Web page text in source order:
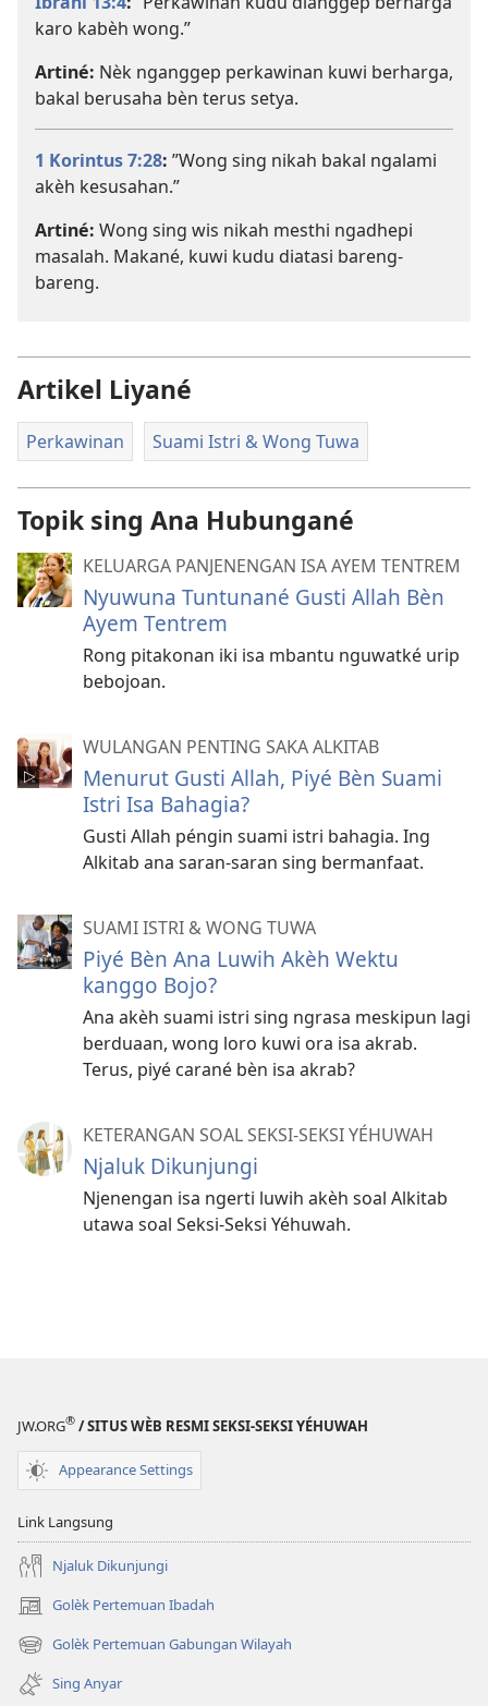
karo kabèh wong.”
Artiné: Nèk nganggep perkawinan kuwi berharga,
bakal berusaha bèn terus setya.
1 Korintus 7:28: ”Wong sing nikah bakal ngalami
akèh kesusahan.”
Artiné: Wong sing wis nikah mesthi ngadhepi
masalah. Makané, kuwi kudu diatasi bareng-
bareng.
Artikel Liyané
Perkawinan Suami Istri & Wong Tuwa
Topik sing Ana Hubungané
KELUARGA PANJENENGAN ISA AYEM TENTREM
Nyuwuna Tuntunané Gusti Allah Bèn
Ayem Tentrem
Rong pitakonan iki isa mbantu nguwatké urip
bebojoan.
WULANGAN PENTING SAKA ALKITAB
Menurut Gusti Allah, Piyé Bèn Suami
Istri Isa Bahagia?
Gusti Allah péngin suami istri bahagia. Ing
Alkitab ana saran-saran sing bermanfaat.
SUAMI ISTRI & WONG TUWA
Piyé Bèn Ana Luwih Akèh Wektu
kanggo Bojo?
Ana akèh suami istri sing ngrasa meskipun lagi
berduaan, wong loro kuwi ora isa akrab.
Terus, piyé carané bèn isa akrab?
KETERANGAN SOAL SEKSI-SEKSI YÉHUWAH
Njaluk Dikunjungi
Njenengan isa ngerti luwih akèh soal Alkitab
utawa soal Seksi-Seksi Yéhuwah.
JW.ORG® / SITUS WÈB RESMI SEKSI-SEKSI YÉHUWAH
Appearance Settings
Link Langsung
Njaluk Dikunjungi
Golèk Pertemuan Ibadah
(opens
new
window)
Golèk Pertemuan Gabungan Wilayah
(opens
new
window)
Sing Anyar